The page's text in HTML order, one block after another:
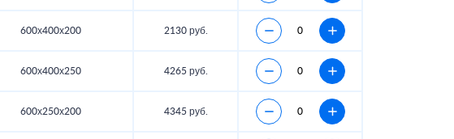
600х400х200 2130 руб.
600х400х250 4265 руб.
600х250х200 4345 руб.